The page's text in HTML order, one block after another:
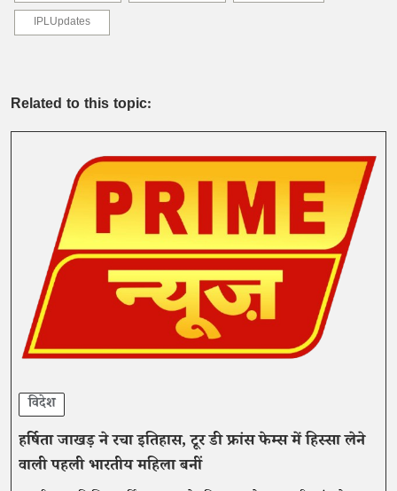
IPLUpdates
Related to this topic:
विदेश
हर्षिता जाखड़ ने रचा इतिहास, टूर डी फ्रांस फेम्स में हिस्सा लेने
वाली पहली भारतीय महिला बनीं